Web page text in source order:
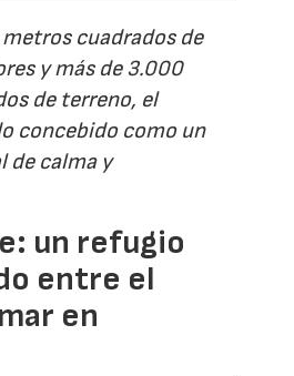
cuadrados de
y más de 3.000
de terreno, el
concebido como un
de calma y
un refugio
entre el
en